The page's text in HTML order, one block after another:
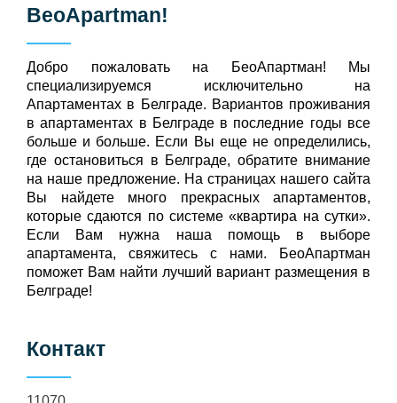
BeoApartman!
Добро пожаловать на БeoАпартман! Мы
специализируемся исключительно на
Апартаментах в Белграде. Вариантов проживания
в апартаментах в Белграде в последние годы все
больше и больше. Если Вы еще не определились,
где остановиться в Белграде, обратите внимание
на наше предложение. На страницах нашего сайта
Вы найдете много прекрасных апартаментов,
которые сдаются по системе «квартира на сутки».
Если Вам нужна наша помощь в выборе
апартамента, свяжитесь с нами. БеоАпартман
поможет Вам найти лучший вариант размещения в
Белграде!
Контакт